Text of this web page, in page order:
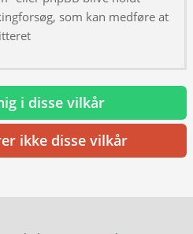
som kan medføre at
i disse vilkår
ikke disse vilkår